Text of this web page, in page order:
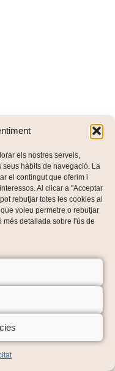
els nostres serveis,
hàbits de navegació. La
el contingut que oferim i
Al clicar a "Acceptar
rebutjar totes les cookies al
voleu permetre o rebutjar
més detallada sobre l'ús de